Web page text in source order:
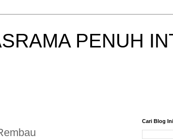
PENUH
Cari Blog Ini